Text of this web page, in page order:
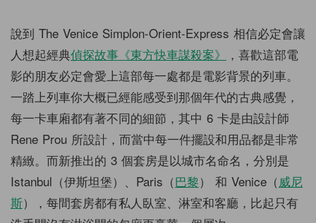
說到 The Venice Simplon-Orient-Express 相信必定會讓
人想起經典偵探故事《東方快車謀殺案》
，喜歡這部電
影的朋友必定會愛上這部每一處都是電影背景的列車。
一踏上列車你大概已經能感受到那個年代的古典感覺，
每一卡車廂都有著不同的細節，其中 6 卡是由設計師
Rene Prou 所設計，而當中每一件擺設和用品都是非常
精緻。而新推出的 3 個套房是以城市名命名，分別是
Istanbul（伊斯坦堡）、Paris（巴黎） 和 Venice（ 威尼
斯），每間套房都有私人臥室、淋室和客廳，比起只有